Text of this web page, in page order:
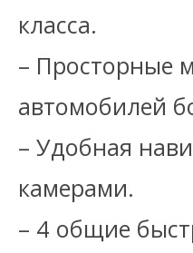
класса.
– Просторные
автомобилей
– Удобная
камерами.
– 4 общие